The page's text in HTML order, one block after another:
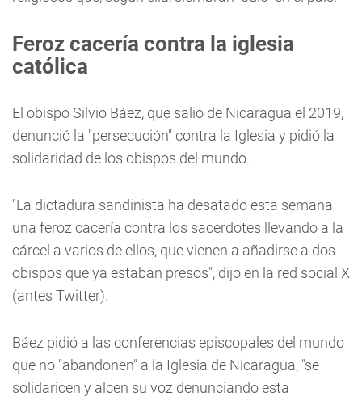
Feroz cacería contra la iglesia
católica
El obispo Silvio Báez, que salió de Nicaragua el 2019,
denunció la "persecución" contra la Iglesia y pidió la
solidaridad de los obispos del mundo.
"La dictadura sandinista ha desatado esta semana
una feroz cacería contra los sacerdotes llevando a la
cárcel a varios de ellos, que vienen a añadirse a dos
obispos que ya estaban presos", dijo en la red social X
(antes Twitter).
Báez pidió a las conferencias episcopales del mundo
que no "abandonen" a la Iglesia de Nicaragua, "se
solidaricen y alcen su voz denunciando esta